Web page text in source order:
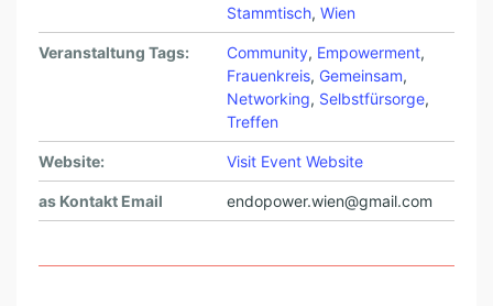
Stammtisch, Wien
Veranstaltung Tags: Community, Empowerment,
Frauenkreis, Gemeinsam,
Networking, Selbstfürsorge,
Treffen
Website: Visit Event Website
as Kontakt Email endopower.wien@gmail.com